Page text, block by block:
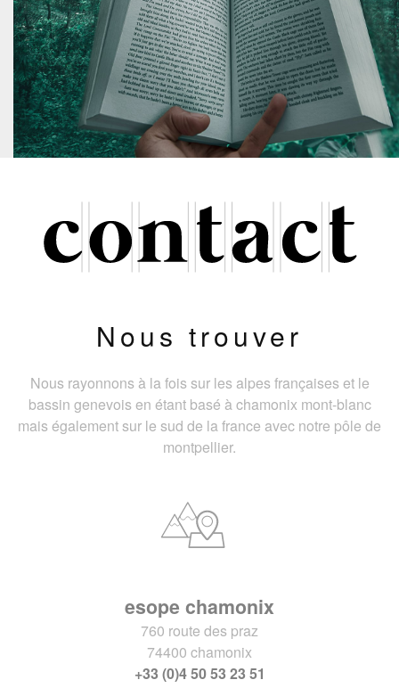
Nous trouver
Nous rayonnons à la fois sur les alpes françaises et le
bassin genevois en étant basé à chamonix mont-blanc
mais également sur le sud de la france avec notre pôle de
montpellier.
esope chamonix
760 route des praz
74400 chamonix
+33 (0)4 50 53 23 51